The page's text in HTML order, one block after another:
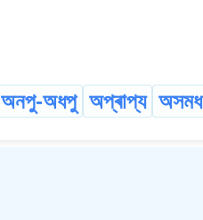
অনপু-অধপু অপ্ৰাপ্য অসমধ